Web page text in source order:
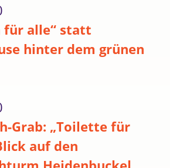
für alle“ statt
hinter dem grünen
Grab: „Toilette für
auf den